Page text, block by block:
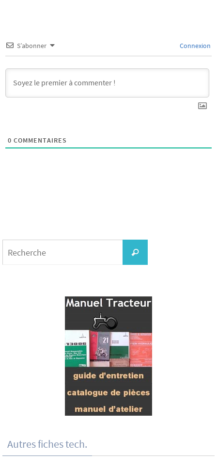
S’abonner Connexion
0 COMMENTAIRES
Recherche
Autres fiches tech.